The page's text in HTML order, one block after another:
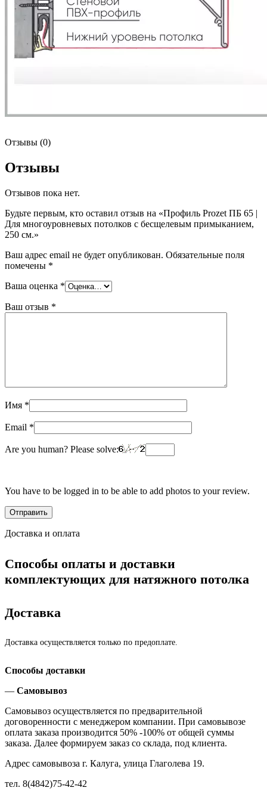
Отзывы (0)
Отзывы
Отзывов пока нет.
Будьте первым, кто оставил отзыв на «Профиль Prozet ПБ 65 |
Для многоуровневых потолков с бесщелевым примыканием,
250 см.»
Ваш адрес email не будет опубликован. Обязательные поля
помечены *
Ваша оценка *
Ваш отзыв *
Имя *
Email *
Are you human? Please solve:
You have to be logged in to be able to add photos to your review.
Доставка и оплата
Способы оплаты и доставки
комплектующих для натяжного потолка
Доставка
Доставка осуществляется только по предоплате.
Способы доставки
— Самовывоз
Самовывоз осуществляется по предварительной
договоренности с менеджером компании. При самовывозе
оплата заказа производится 50% -100% от общей суммы
заказа. Далее формируем заказ со склада, под клиента.
Адрес самовывоза г. Калуга, улица Глаголева 19.
тел. 8(4842)75-42-42